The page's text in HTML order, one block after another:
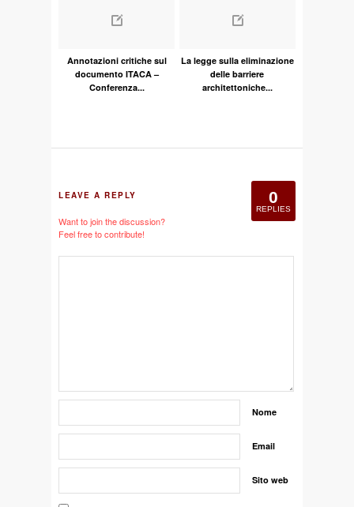
Annotazioni critiche sul
documento ITACA –
Conferenza...
La legge sulla eliminazione
delle barriere
architettoniche...
0
REPLIES
LEAVE A REPLY
Want to join the discussion?
Feel free to contribute!
Nome
Email
Sito web